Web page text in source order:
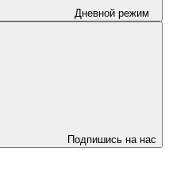
Дневной режим
Подпишись на нас